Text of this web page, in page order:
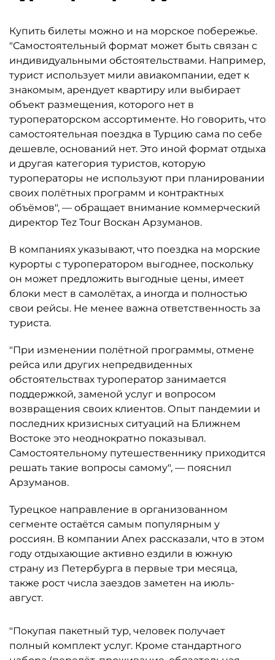
Купить билеты можно и на морское побережье.
"Самостоятельный формат может быть связан с
индивидуальными обстоятельствами. Например,
турист использует мили авиакомпании, едет к
знакомым, арендует квартиру или выбирает
объект размещения, которого нет в
туроператорском ассортименте. Но говорить, что
самостоятельная поездка в Турцию сама по себе
дешевле, оснований нет. Это иной формат отдыха
и другая категория туристов, которую
туроператоры не используют при планировании
своих полётных программ и контрактных
объёмов", — обращает внимание коммерческий
директор Tez Tour Воскан Арзуманов.
В компаниях указывают, что поездка на морские
курорты с туроператором выгоднее, поскольку
он может предложить выгодные цены, имеет
блоки мест в самолётах, а иногда и полностью
свои рейсы. Не менее важна ответственность за
туриста.
"При изменении полётной программы, отмене
рейса или других непредвиденных
обстоятельствах туроператор занимается
поддержкой, заменой услуг и вопросом
возвращения своих клиентов. Опыт пандемии и
последних кризисных ситуаций на Ближнем
Востоке это неоднократно показывал.
Самостоятельному путешественнику приходится
решать такие вопросы самому", — пояснил
Арзуманов.
Турецкое направление в организованном
сегменте остаётся самым популярным у
россиян. В компании Anex рассказали, что в этом
году отдыхающие активно ездили в южную
страну из Петербурга в первые три месяца,
также рост числа заездов заметен на июль-
август.
"Покупая пакетный тур, человек получает
полный комплект услуг. Кроме стандартного